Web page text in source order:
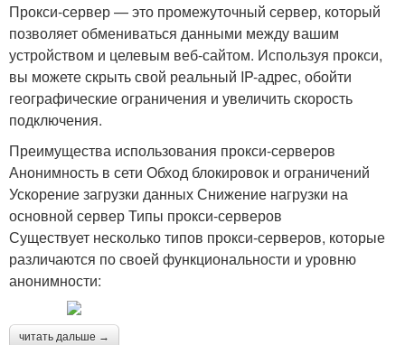
Прокси-сервер — это промежуточный сервер, который
позволяет обмениваться данными между вашим
устройством и целевым веб-сайтом. Используя прокси,
вы можете скрыть свой реальный IP-адрес, обойти
географические ограничения и увеличить скорость
подключения.
Преимущества использования прокси-серверов
Анонимность в сети Обход блокировок и ограничений
Ускорение загрузки данных Снижение нагрузки на
основной сервер Типы прокси-серверов
Существует несколько типов прокси-серверов, которые
различаются по своей функциональности и уровню
анонимности:
читать дальше →